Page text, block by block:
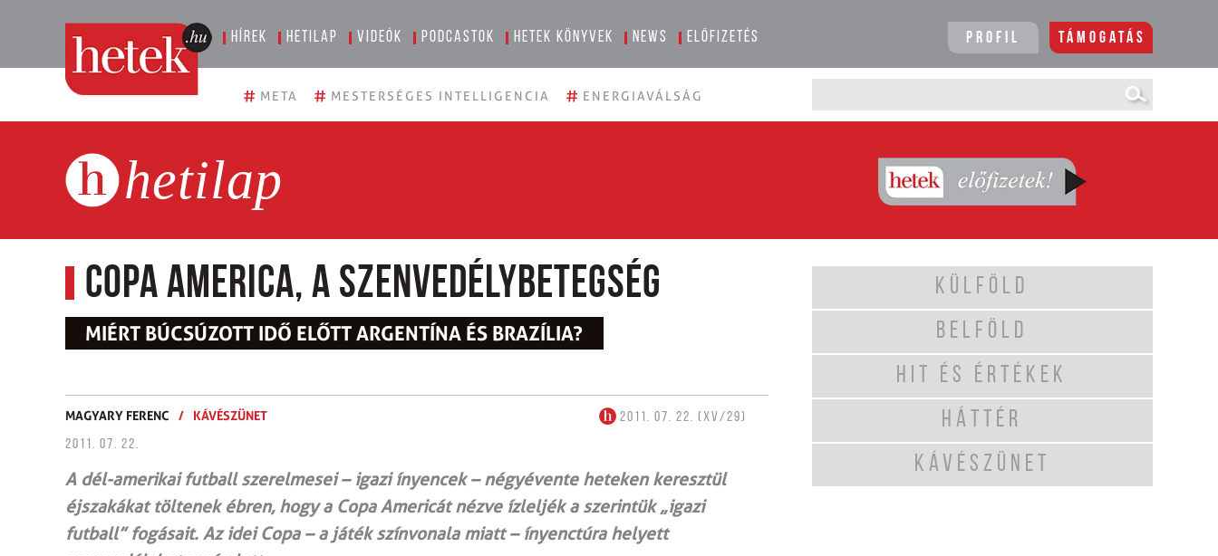
Hírek Hetilap Videók Podcastok Hetek könyvek News Előfizetés Profil Támogatás
# META # MESTERSÉGES INTELLIGENCIA # ENERGIAVÁLSÁG
hetilap
Copa America, a szenvedélybetegség
MIÉRT BÚCSÚZOTT IDŐ ELŐTT ARGENTÍNA ÉS BRAZÍLIA?
MAGYARY FERENC / KÁVÉSZÜNET
2011. 07. 22. (XV/29)
2011. 07. 22.
A dél-amerikai futball szerelmesei – igazi ínyencek – négyévente heteken keresztül
éjszakákat töltenek ébren, hogy a Copa Americát nézve ízleljék a szerintük „igazi
futball” fogásait. Az idei Copa – a játék színvonala miatt – ínyenctúra helyett
KÜLFÖLD
BELFÖLD
HIT ÉS ÉRTÉKEK
HÁTTÉR
KÁVÉSZÜNET